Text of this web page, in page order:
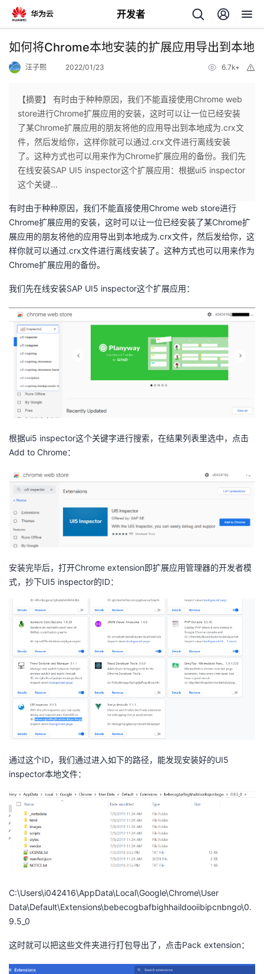
开发者
返
个
人
页
我
开
发
者
我
的
博
客
我
的
论
我
的
子
我
直
播
的
活
动
我
的
关
注
我
的
开
发
学
堂
的
程
我
认
证
的
实
验
我
的
收
藏
我
的
Programs
我
的
持
我
的
技
支
持
我
的
声
建
议
如何将Chrome本地安装的扩展应用导出到本地
汪子熙 2022/01/23 6.7k+
【摘要】 有时由于种种原因，我们不能直接使用Chrome web
store进行Chrome扩展应用的安装，这时可以让一位已经安装
了某Chrome扩展应用的朋友将他的应用导出到本地成为.crx文
件，然后发给你，这样你就可以通过.crx文件进行离线安装
了。这种方式也可以用来作为Chrome扩展应用的备份。我们先
在线安装SAP UI5 inspector这个扩展应用：根据ui5 inspector
这个关键...
有时由于种种原因，我们不能直接使用Chrome web store进行
Chrome扩展应用的安装，这时可以让一位已经安装了某Chrome扩
展应用的朋友将他的应用导出到本地成为.crx文件，然后发给你，这
样你就可以通过.crx文件进行离线安装了。这种方式也可以用来作为
Chrome扩展应用的备份。
我们先在线安装SAP UI5 inspector这个扩展应用：
根据ui5 inspector这个关键字进行搜索，在结果列表里选中，点击
Add to Chrome：
安装完毕后，打开Chrome extension即扩展应用管理器的开发者模
式，抄下UI5 inspector的ID：
通过这个ID，我们通过进入如下的路径，能发现安装好的UI5
inspector本地文件：
C:\Users\i042416\AppData\Local\Google\Chrome\User
Data\Default\Extensions\bebecogbafbighhaildooiibipcnbngo\0.
9.5_0
这时就可以把这些文件夹进行打包导出了，点击Pack extension：